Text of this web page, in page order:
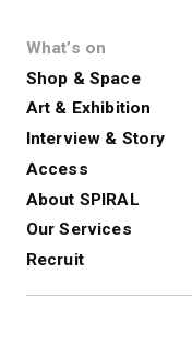
What’s on
Shop & Space
Art & Exhibition
Interview & Story
Access
About SPIRAL
Our Services
Recruit
Spiral
Exhibition
展覧会やイベント
SPIRALのご紹介
レンタルスペース
新卒採用